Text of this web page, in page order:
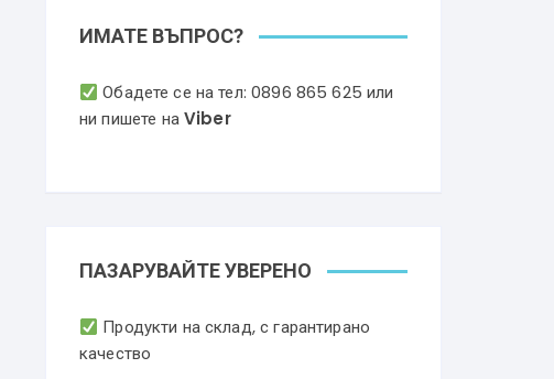
ИМАТЕ ВЪПРОС?
Обадете се на тел:0896 865 625 или
ни пишете наViber
ПАЗАРУВАЙТЕ УВЕРЕНО
Продукти на склад, с гарантирано
качество